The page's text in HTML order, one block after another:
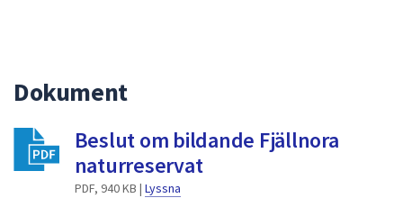
att
välja
Dokument
Beslut om bildande Fjällnora
naturreservat
PDF, 940 KB | Lyssna